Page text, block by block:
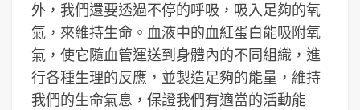
外，我們還要透過不停的呼吸，吸入足夠的氧
氣，來維持生命。血液中的血紅蛋白能吸附氧
氣，使它隨血管運送到身體內的不同組織，進
行各種生理的反應，並製造足夠的能量，維持
我們的生命氣息，保證我們有適當的活動能